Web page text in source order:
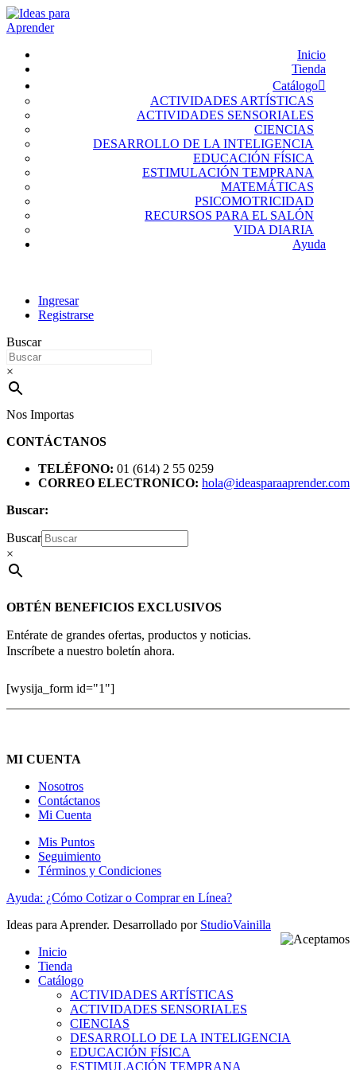
Inicio
Tienda
Catálogo
ACTIVIDADES ARTÍSTICAS
ACTIVIDADES SENSORIALES
CIENCIAS
DESARROLLO DE LA INTELIGENCIA
EDUCACIÓN FÍSICA
ESTIMULACIÓN TEMPRANA
MATEMÁTICAS
PSICOMOTRICIDAD
RECURSOS PARA EL SALÓN
VIDA DIARIA
Ayuda
Ingresar
Registrarse
Buscar
×
Nos Importas
CONTÁCTANOS
TELÉFONO: 01 (614) 2 55 0259
CORREO ELECTRONICO: hola@ideasparaaprender.com
Buscar:
Buscar
×
OBTÉN BENEFICIOS EXCLUSIVOS
Entérate de grandes ofertas, productos y noticias.
Inscríbete a nuestro boletín ahora.
[wysija_form id="1"]
MI CUENTA
Nosotros
Contáctanos
Mi Cuenta
Mis Puntos
Seguimiento
Términos y Condiciones
Ayuda: ¿Cómo Cotizar o Comprar en Línea?
Ideas para Aprender. Desarrollado por StudioVainilla
Inicio
Tienda
Catálogo
ACTIVIDADES ARTÍSTICAS
ACTIVIDADES SENSORIALES
CIENCIAS
DESARROLLO DE LA INTELIGENCIA
EDUCACIÓN FÍSICA
ESTIMULACIÓN TEMPRANA